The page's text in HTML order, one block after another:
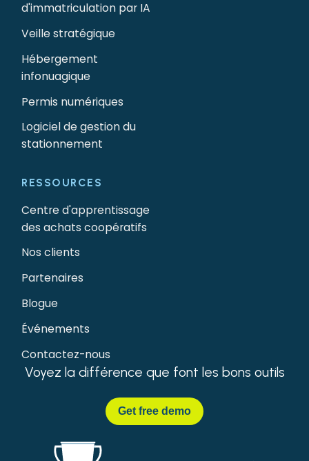
Voyez la différence que font les bons outils
Get free demo
d'immatriculation par IA
Veille stratégique
Hébergement
infonuagique
Permis numériques
Logiciel de gestion du
stationnement
RESSOURCES
Centre d'apprentissage
des achats coopératifs
Nos clients
Partenaires
Blogue
Événements
Contactez-nous